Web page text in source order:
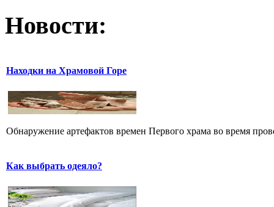
Новости:
Находки на Храмовой Горе
Обнаружение артефактов времен Первого храма во время
Как выбрать одеяло?